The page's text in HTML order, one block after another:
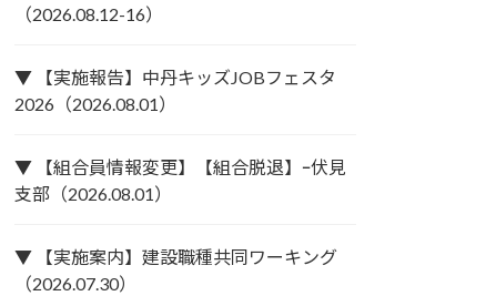
（2026.08.12-16）
▼ 【実施報告】中丹キッズJOBフェスタ
2026（2026.08.01）
▼ 【組合員情報変更】【組合脱退】ｰ伏見
支部（2026.08.01）
▼ 【実施案内】建設職種共同ワーキング
（2026.07.30）